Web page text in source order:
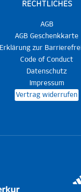
RECHTLICHES
AGB
AGB Geschenkkarte
Erklärung zur
Code of Conduct
Datenschutz
Impressum
Vertrag widerrufen